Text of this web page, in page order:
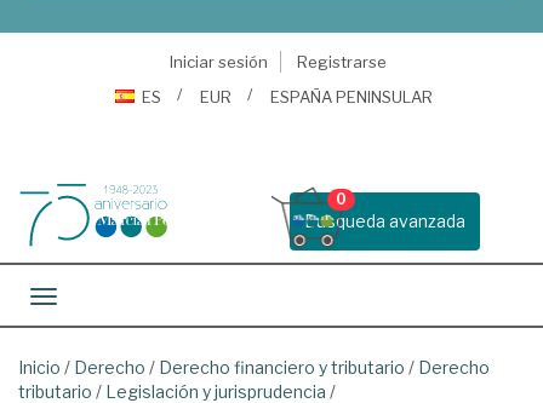
Iniciar sesión
Registrarse
ES
EUR ESPAÑA PENINSULAR
Busqueda avanzada
0
Toggle navigation
Inicio / Derecho / Derecho financiero y tributario / Derecho
tributario / Legislación y jurisprudencia /